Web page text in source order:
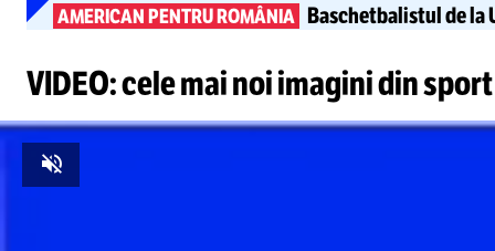
AMERICAN PENTRU ROMÂNIA Baschetbalistul de la
VIDEO: cele mai noi imagini din sport
Unmute